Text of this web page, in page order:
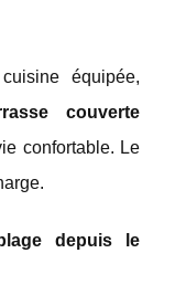
équipée,
couverte
confortable. Le
depuis le